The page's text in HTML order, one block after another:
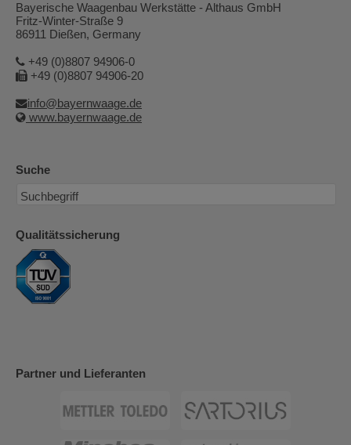
Bayerische Waagenbau Werkstätte - Althaus GmbH
Fritz-Winter-Straße 9
86911 Dießen, Germany
+49 (0)8807 94906-0
+49 (0)8807 94906-20
info@bayernwaage.de
www.bayernwaage.de
Suche
Qualitätssicherung
Partner und Lieferanten